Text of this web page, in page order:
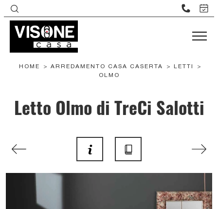
HOME > ARREDAMENTO CASA CASERTA > LETTI
>
OLMO
Letto Olmo di TreCi Salotti